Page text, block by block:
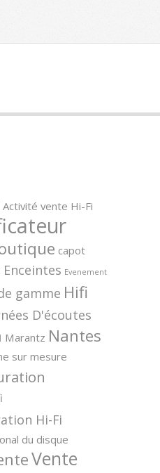
Activité vente Hi-Fi
capot
Enceintes Evenement
gamme Hifi
D'écoutes
Marantz Nantes
sur mesure
Hi-Fi
du disque
Vente